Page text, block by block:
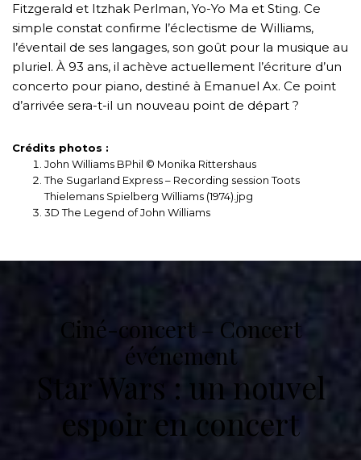
Fitzgerald et Itzhak Perlman, Yo-Yo Ma et Sting. Ce
simple constat confirme l’éclectisme de Williams,
l’éventail de ses langages, son goût pour la musique au
pluriel. À 93 ans, il achève actuellement l’écriture d’un
concerto pour piano, destiné à Emanuel Ax. Ce point
d’arrivée sera-t-il un nouveau point de départ ?
Crédits photos :
John Williams BPhil © Monika Rittershaus
The Sugarland Express – Recording session Toots
Thielemans Spielberg Williams (1974).jpg
3D The Legend of John Williams
Ciné-concert – Concert
événement
Star Wars : un nouvel
espoir en concert